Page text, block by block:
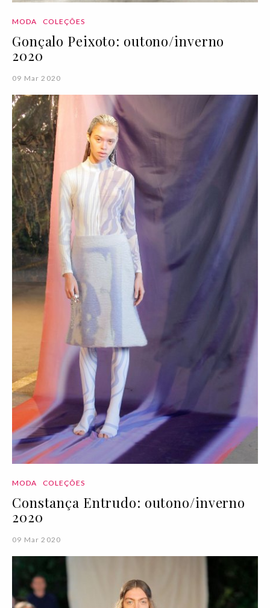
MODA COLEÇÕES
Gonçalo Peixoto: outono/inverno
2020
09 Mar 2020
MODA COLEÇÕES
Constança Entrudo: outono/inverno
2020
09 Mar 2020